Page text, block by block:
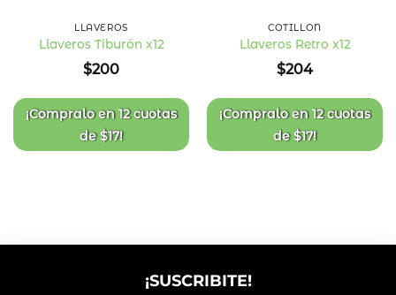
de
deseos
LLAVEROS
Llaveros Tiburón x12
$200
¡Compralo en12 cuotas
de$17!
de
deseos
COTILLÓN
Llaveros Retro x12
$204
¡Compralo en12 cuotas
de$17!
¡SUSCRIBITE!